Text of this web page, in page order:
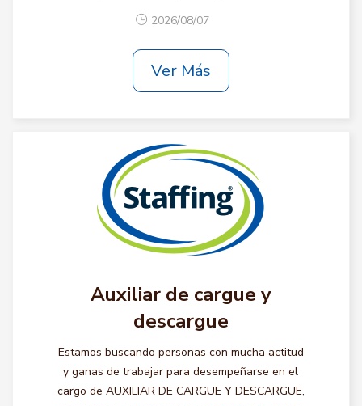
2026/08/07
Ver Más
Auxiliar de cargue y
descargue
Estamos buscando personas con mucha actitud
y ganas de trabajar para desempeñarse en el
cargo de AUXILIAR DE CARGUE Y DESCARGUE,